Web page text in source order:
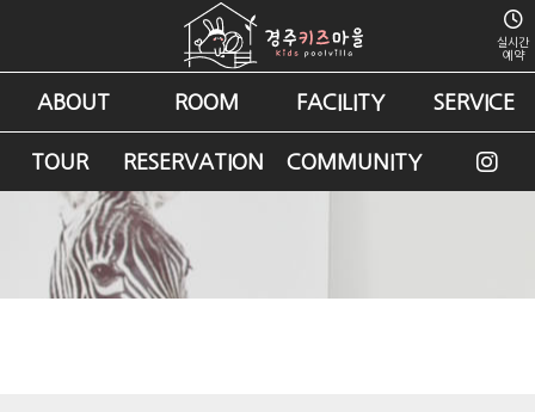
실시간
예약
ABOUT ROOM FACILITY SERVICE
TOUR RESERVATION COMMUNITY
숙박후기
저희 펜션은 어떠셨나요? 후기를 남겨주세요